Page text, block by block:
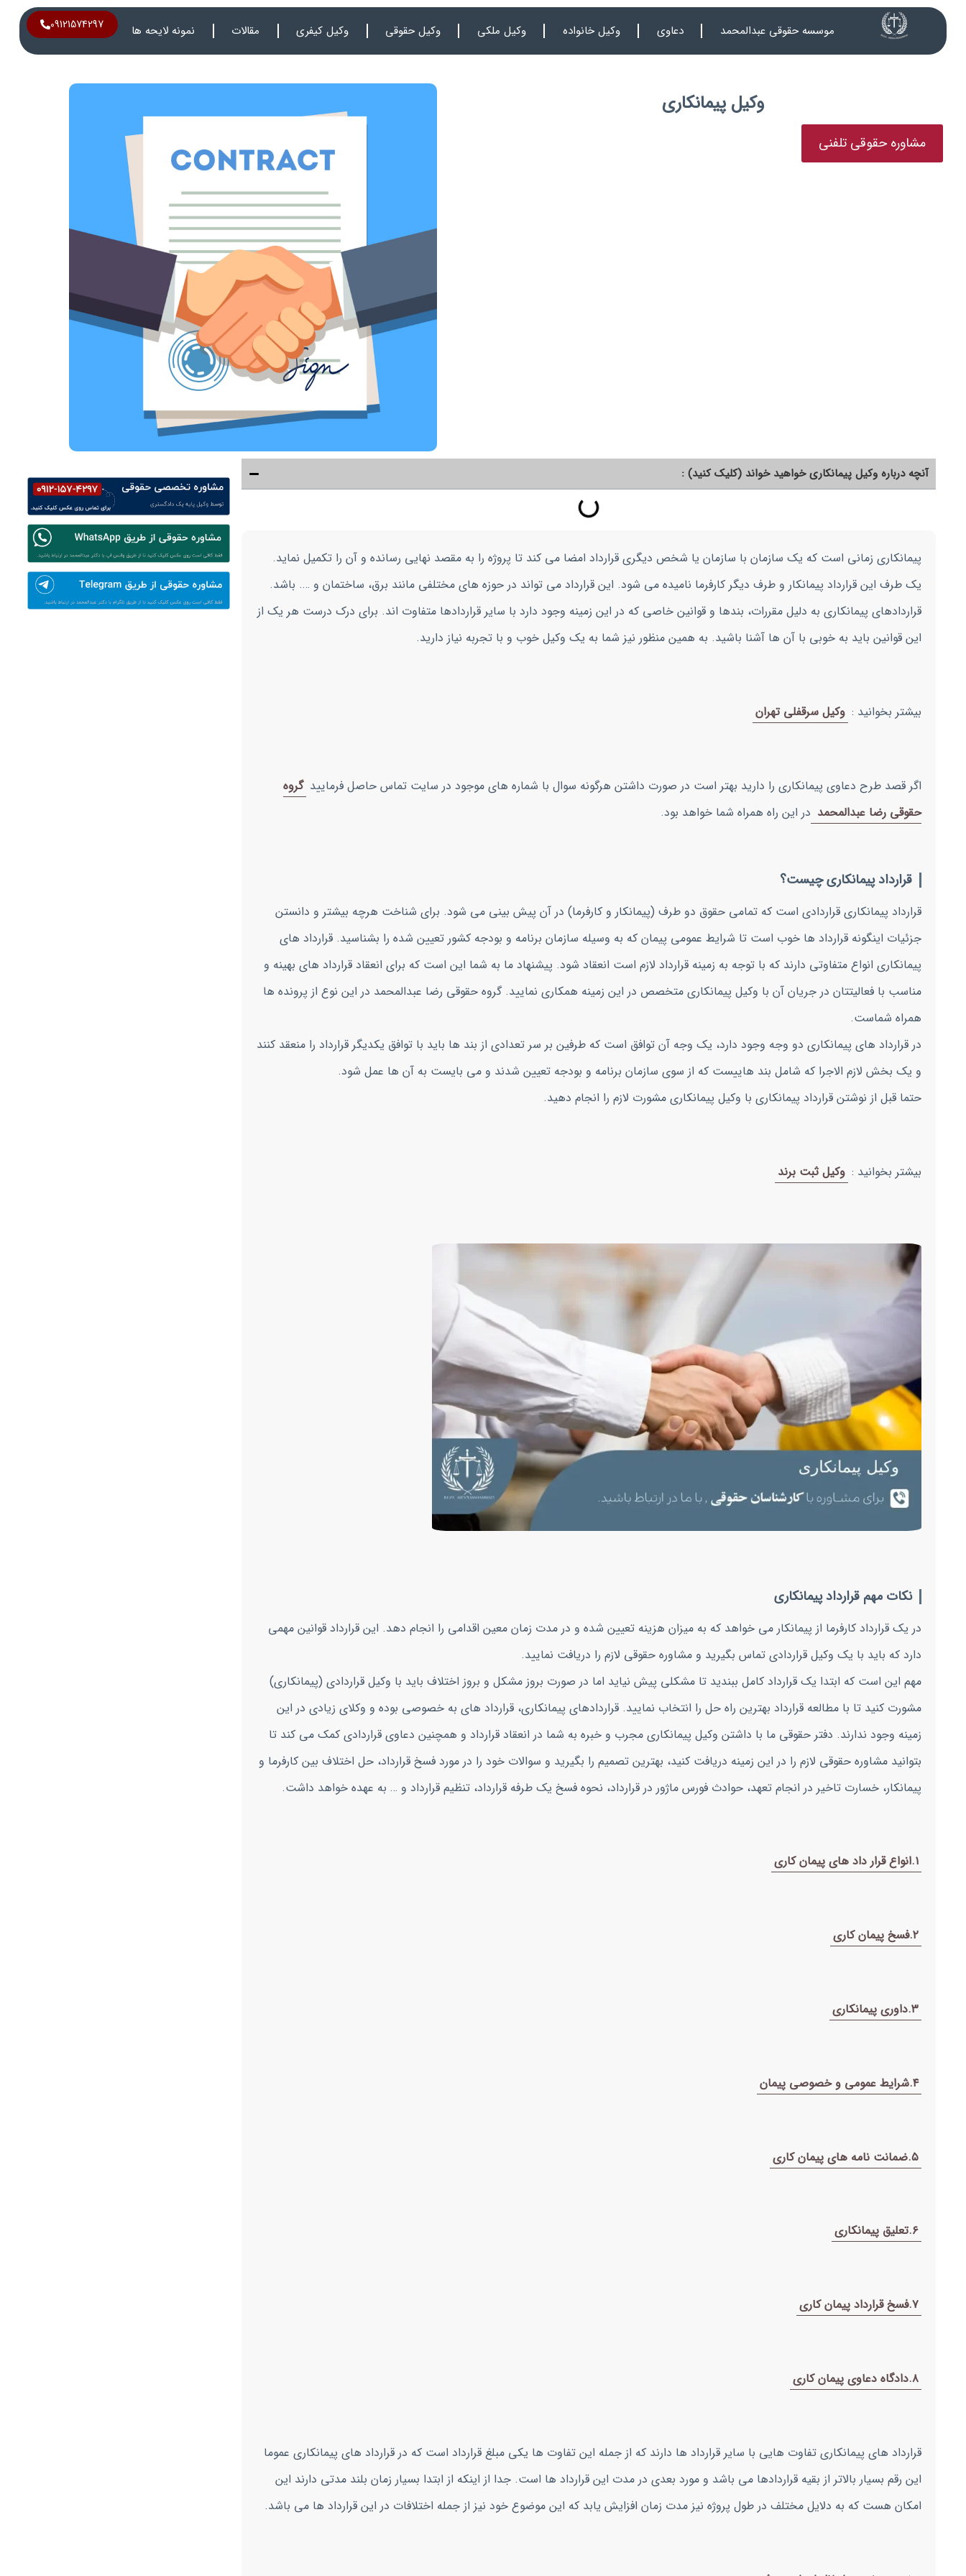
موسسه حقوقی عبدالمحمد دعاوی وکیل خانواده وکیل ملکی وکیل حقوقی وکیل کیفری مقالات نمونه لایحه ها 09121574297
وکیل پیمانکاری
مشاوره حقوقی تلفنی
آنچه درباره وکیل پیمانکاری خواهید خواند (کلیک کنید) :
پیمانکاری زمانی است که یک سازمان با سازمان یا شخص دیگری قرارداد امضا می کند تا پروژه را به مقصد نهایی رسانده و آن را تکمیل نماید.
یک طرف این قرارداد پیمانکار و طرف دیگر کارفرما نامیده می شود. این قرارداد می تواند در حوزه های مختلفی مانند برق، ساختمان و …. باشد.
قراردادهای پیمانکاری به دلیل مقررات، بندها و قوانین خاصی که در این زمینه وجود دارد با سایر قراردادها متفاوت اند. برای درک درست هر یک از
این قوانین باید به خوبی با آن ها آشنا باشید. به همین منظور نیز شما به یک وکیل خوب و با تجربه نیاز دارید.
بیشتر بخوانید : وکیل سرقفلی تهران
اگر قصد طرح دعاوی پیمانکاری را دارید بهتر است در صورت داشتن هرگونه سوال با شماره های موجود در سایت تماس حاصل فرمایید گروه
حقوقی رضا عبدالمحمد در این راه همراه شما خواهد بود.
قرارداد پیمانکاری چیست؟
قرارداد پیمانکاری قراردادی است که تمامی حقوق دو طرف (پیمانکار و کارفرما) در آن پیش بینی می شود. برای شناخت هرچه بیشتر و دانستن
جزئیات اینگونه قرارداد ها خوب است تا شرایط عمومی پیمان که به وسیله سازمان برنامه و بودجه کشور تعیین شده را بشناسید. قرارداد های
پیمانکاری انواع متفاوتی دارند که با توجه به زمینه قرارداد لازم است انعقاد شود. پیشنهاد ما به شما این است که برای انعقاد قرارداد های بهینه و
مناسب با فعالیتتان در جریان آن با وکیل پیمانکاری متخصص در این زمینه همکاری نمایید. گروه حقوقی رضا عبدالمحمد در این نوع از پرونده ها
همراه شماست.
در قرارداد های پیمانکاری دو وجه وجود دارد، یک وجه آن توافق است که طرفین بر سر تعدادی از بند ها باید با توافق یکدیگر قرارداد را منعقد کنند
و یک بخش لازم الاجرا که شامل بند هاییست که از سوی سازمان برنامه و بودجه تعیین شدند و می بایست به آن ها عمل شود.
حتما قبل از نوشتن قرارداد پیمانکاری با وکیل پیمانکاری مشورت لازم را انجام دهید.
بیشتر بخوانید : وکیل ثبت برند
نکات مهم قرارداد پیمانکاری
در یک قرارداد کارفرما از پیمانکار می خواهد که به میزان هزینه تعیین شده و در مدت زمان معین اقدامی را انجام دهد. این قرارداد قوانین مهمی
دارد که باید با یک وکیل قراردادی تماس بگیرید و مشاوره حقوقی لازم را دریافت نمایید.
مهم این است که ابتدا یک قرارداد کامل ببندید تا مشکلی پیش نیاید اما در صورت بروز مشکل و بروز اختلاف باید با وکیل قراردادی (پیمانکاری)
مشورت کنید تا با مطالعه قرارداد بهترین راه حل را انتخاب نمایید. قراردادهای پیمانکاری، قرارداد های به خصوصی بوده و وکلای زیادی در این
زمینه وجود ندارند. دفتر حقوقی ما با داشتن وکیل پیمانکاری مجرب و خبره به شما در انعقاد قرارداد و همچنین دعاوی قراردادی کمک می کند تا
بتوانید مشاوره حقوقی لازم را در این زمینه دریافت کنید، بهترین تصمیم را بگیرید و سوالات خود را در مورد فسخ قرارداد، حل اختلاف بین کارفرما و
پیمانکار، خسارت تاخیر در انجام تعهد، حوادث فورس ماژور در قرارداد، نحوه فسخ یک طرفه قرارداد، تنظیم قرارداد و … به عهده خواهد داشت.
۱.انواع قرار داد های پیمان کاری
۲.فسخ پیمان کاری
۳.داوری پیمانکاری
۴.شرایط عمومی و خصوصی پیمان
۵.ضمانت نامه های پیمان کاری
۶.تعلیق پیمانکاری
۷.فسخ قرارداد پیمان کاری
۸.دادگاه دعاوی پیمان کاری
قرارداد های پیمانکاری تفاوت هایی با سایر قرارداد ها دارند که از جمله این تفاوت ها یکی مبلغ قرارداد است که در قرارداد های پیمانکاری عموما
این رقم بسیار بالاتر از بقیه قراردادها می باشد و مورد بعدی در مدت این قرارداد ها است. جدا از اینکه از ابتدا بسیار زمان بلند مدتی دارند این
امکان هست که به دلایل مختلف در طول پروژه نیز مدت زمان افزایش یابد که این موضوع خود نیز از جمله اختلافات در این قرارداد ها می باشد.